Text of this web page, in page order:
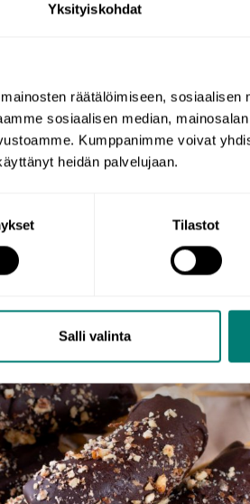
Yksityiskohdat
räätälöimiseen, sosiaalisen
sosiaalisen median,
Kumppanimme voivat
heidän palvelujaan.
Tilastot
Salli valinta
music fromthis article